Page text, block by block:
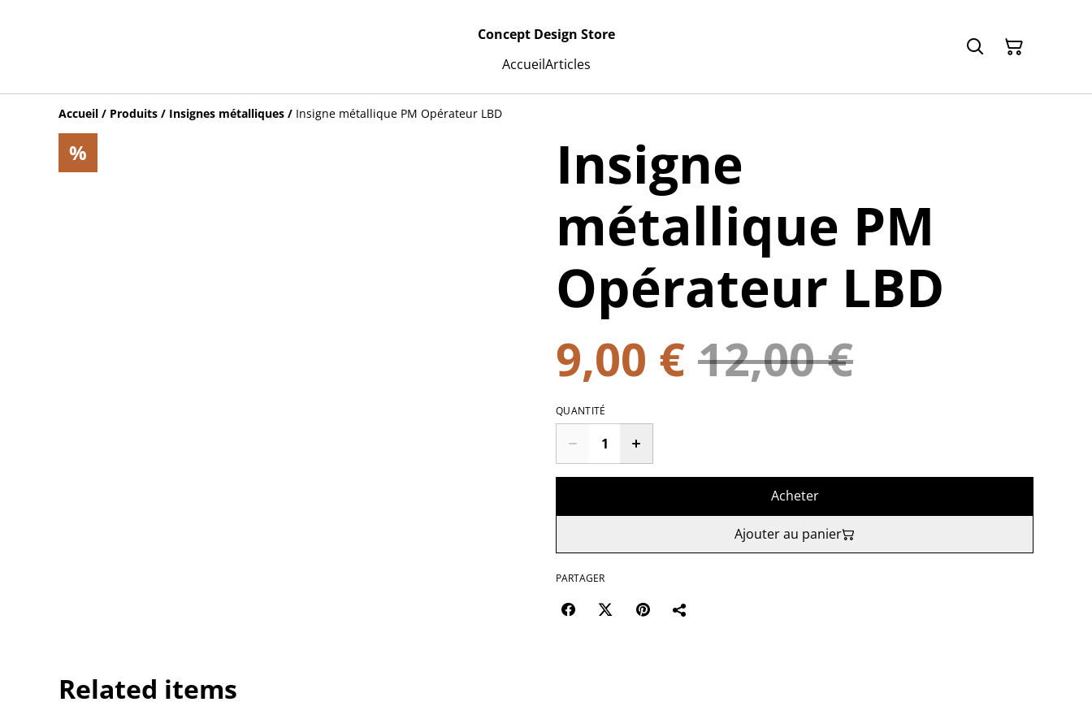
Concept Design Store
AccueilArticles
Accueil / Produits / Insignes métalliques / Insigne métallique PM Opérateur LBD
%
Insigne
métallique PM
Opérateur LBD
9,00 € 12,00 €
QUANTITÉ
Acheter
Ajouter au panier
PARTAGER
Related items